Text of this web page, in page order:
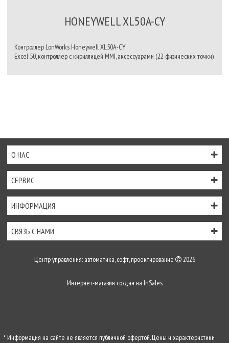
HONEYWELL XL50A-CY
Контроллер LonWorks Honeywell XL50A-CY
Excel 50, контроллер с кириллицей MMI, аксессуарами (22 физических точки)
О НАС
СЕРВИС
ИНФОРМАЦИЯ
СВЯЗЬ С НАМИ
Центр управления: автоматика, софт, проектирование 2026
Интернет-магазин создан на InSales
* Информация на сайте не является публичной офертой. Цены и характеристики